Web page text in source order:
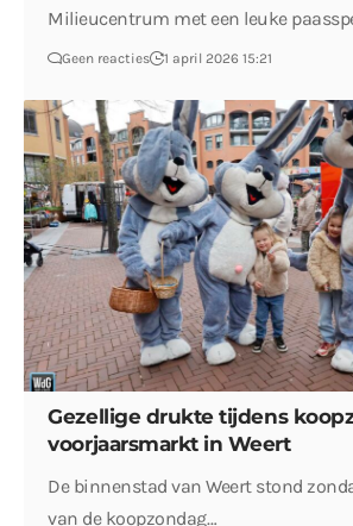
Milieucentrum met een leuke
Geen reacties 1 april 2026 15:21
Gezellige drukte tijdens
voorjaarsmarkt in Weert
De binnenstad van Weert stond
van de koopzondag…